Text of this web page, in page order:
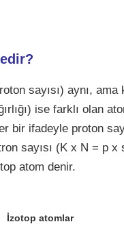
sayısı) aynı, ama
ise farklı olan
bir ifadeyle proton
sayısı (K x N = p x
atom denir.
İzotop atomlar